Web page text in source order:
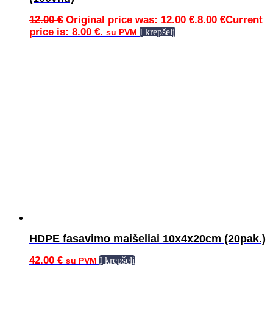
12.00€ Original price was: 12.00 €.8.00 €Current
price is: 8.00 €. su PVM Į krepšelį
HDPE fasavimo maišeliai 10x4x20cm (20pak.)
42.00 € su PVM Į krepšelį